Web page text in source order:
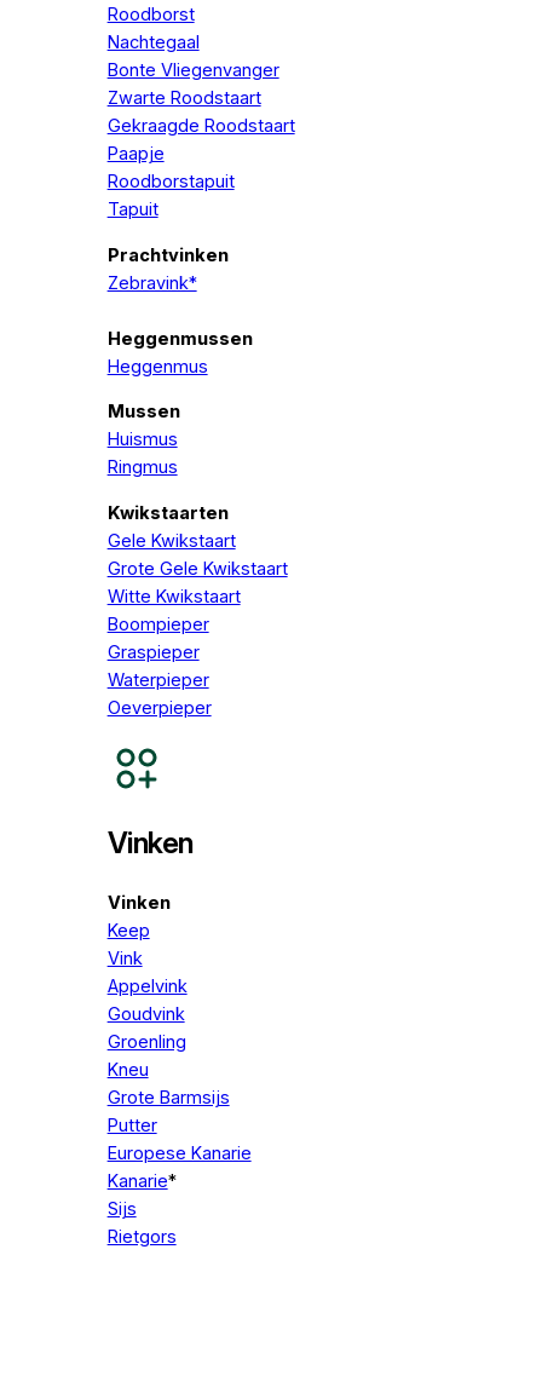
Roodborst
Nachtegaal
Bonte Vliegenvanger
Zwarte Roodstaart
Gekraagde Roodstaart
Paapje
Roodborstapuit
Tapuit
Prachtvinken
Zebravink*
Heggenmussen
Heggenmus
Mussen
Huismus
Ringmus
Kwikstaarten
Gele Kwikstaart
Grote Gele Kwikstaart
Witte Kwikstaart
Boompieper
Graspieper
Waterpieper
Oeverpieper
Vinken
Vinken
Keep
Vink
Appelvink
Goudvink
Groenling
Kneu
Grote Barmsijs
Putter
Europese Kanarie
Kanarie*
Sijs
Rietgors